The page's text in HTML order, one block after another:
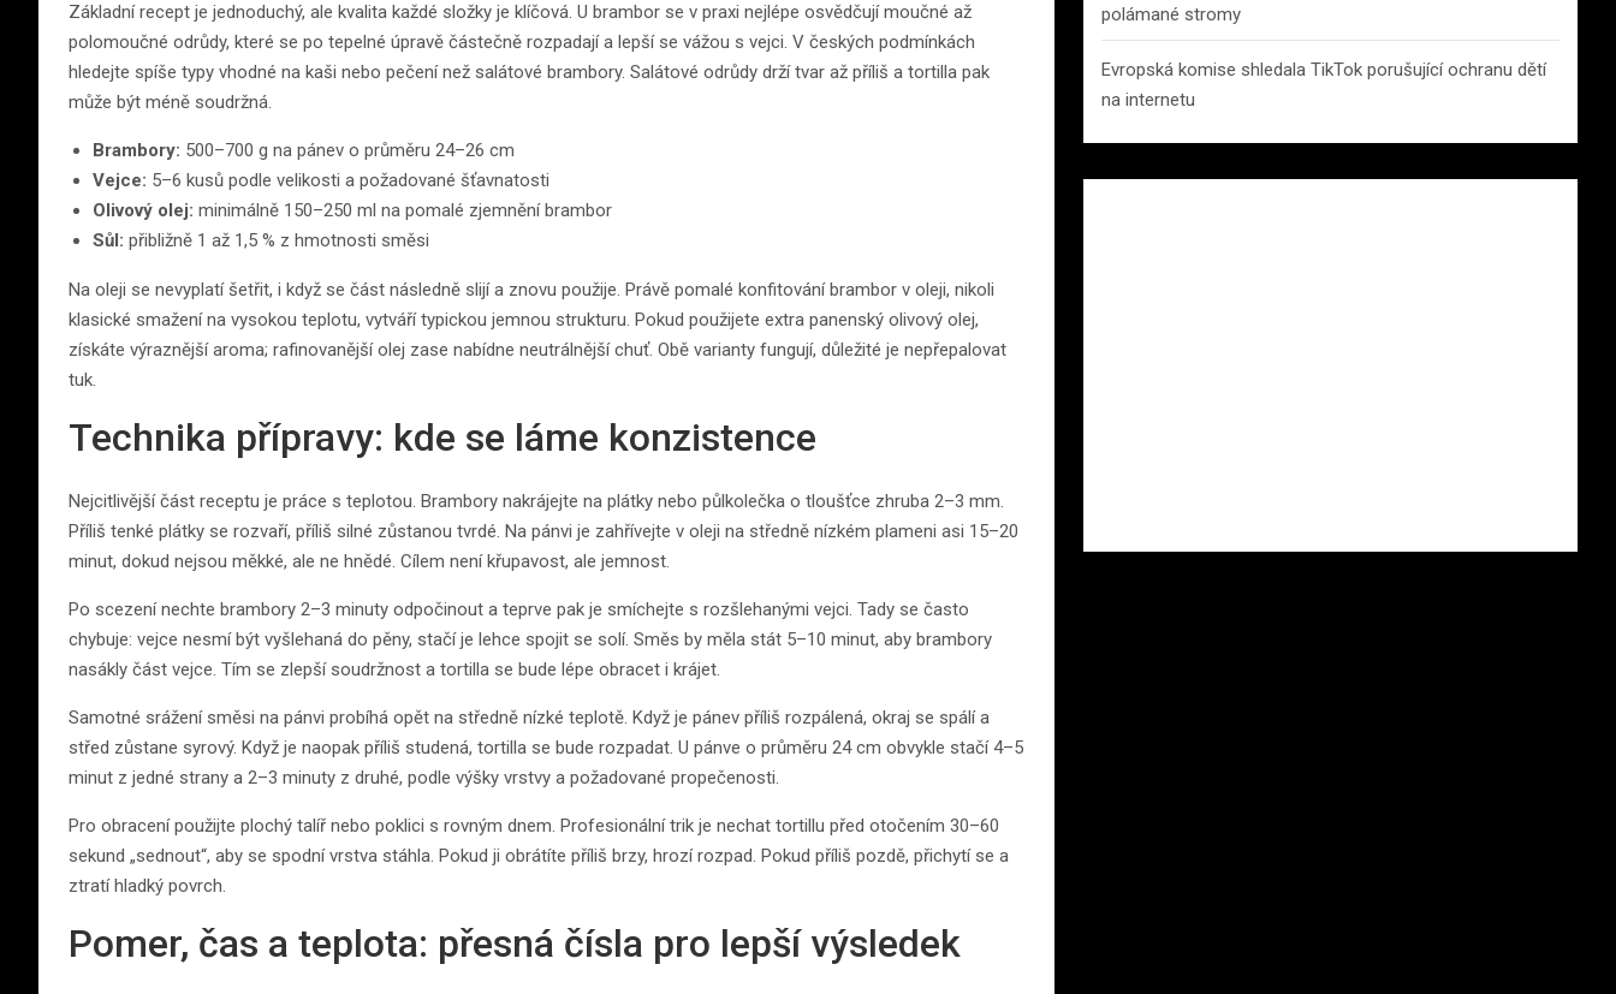
Základní recept je jednoduchý, ale kvalita každé složky je klíčová. U brambor se v praxi nejlépe osvědčují moučné až
polomoučné odrůdy, které se po tepelné úpravě částečně rozpadají a lepší se vážou s vejci. V českých podmínkách
hledejte spíše typy vhodné na kaši nebo pečení než salátové brambory. Salátové odrůdy drží tvar až příliš a tortilla pak
může být méně soudržná.
Brambory: 500–700 g na pánev o průměru 24–26 cm
Vejce: 5–6 kusů podle velikosti a požadované šťavnatosti
Olivový olej: minimálně 150–250 ml na pomalé zjemnění brambor
Sůl: přibližně 1 až 1,5 % z hmotnosti směsi
Na oleji se nevyplatí šetřit, i když se část následně slijí a znovu použije. Právě pomalé konfitování brambor v oleji, nikoli
klasické smažení na vysokou teplotu, vytváří typickou jemnou strukturu. Pokud použijete extra panenský olivový olej,
získáte výraznější aroma; rafinovanější olej zase nabídne neutrálnější chuť. Obě varianty fungují, důležité je nepřepalovat
tuk.
Technika přípravy: kde se láme konzistence
Nejcitlivější část receptu je práce s teplotou. Brambory nakrájejte na plátky nebo půlkolečka o tloušťce zhruba 2–3 mm.
Příliš tenké plátky se rozvaří, příliš silné zůstanou tvrdé. Na pánvi je zahřívejte v oleji na středně nízkém plameni asi 15–20
minut, dokud nejsou měkké, ale ne hnědé. Cílem není křupavost, ale jemnost.
Po scezení nechte brambory 2–3 minuty odpočinout a teprve pak je smíchejte s rozšlehanými vejci. Tady se často
chybuje: vejce nesmí být vyšlehaná do pěny, stačí je lehce spojit se solí. Směs by měla stát 5–10 minut, aby brambory
nasákly část vejce. Tím se zlepší soudržnost a tortilla se bude lépe obracet i krájet.
Samotné srážení směsi na pánvi probíhá opět na středně nízké teplotě. Když je pánev příliš rozpálená, okraj se spálí a
střed zůstane syrový. Když je naopak příliš studená, tortilla se bude rozpadat. U pánve o průměru 24 cm obvykle stačí 4–5
minut z jedné strany a 2–3 minuty z druhé, podle výšky vrstvy a požadované propečenosti.
Pro obracení použijte plochý talíř nebo poklici s rovným dnem. Profesionální trik je nechat tortillu před otočením 30–60
sekund „sednout“, aby se spodní vrstva stáhla. Pokud ji obrátíte příliš brzy, hrozí rozpad. Pokud příliš pozdě, přichytí se a
ztratí hladký povrch.
Pomer, čas a teplota: přesná čísla pro lepší výsledek
polámané stromy
Evropská komise shledala TikTok porušující ochranu dětí
na internetu